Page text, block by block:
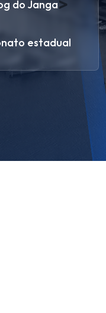
do Janga
estadual